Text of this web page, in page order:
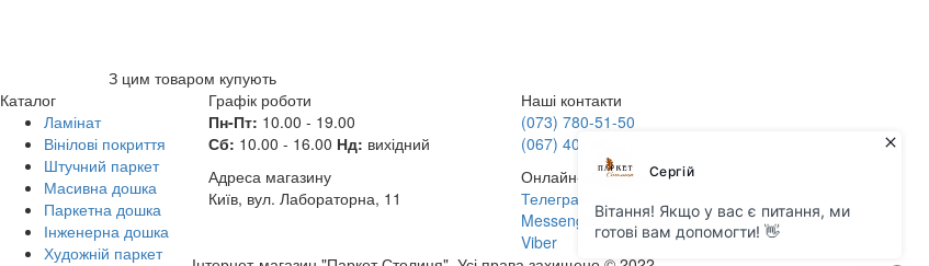
З цим товаром купують
Каталог
Ламінат
Вінілові покриття
Штучний паркет
Масивна дошка
Паркетна дошка
Інженерна дошка
Художній паркет
Графік роботи
Пн-Пт: 10.00 - 19.00
Сб: 10.00 - 16.00 Нд: вихідний
Адреса магазину
Київ, вул. Лабораторна, 11
Наші контакти
(073) 780-51-50
(067) 401-65-71
Онлайн-підтримка
Телеграм чат
Messenger
Viber